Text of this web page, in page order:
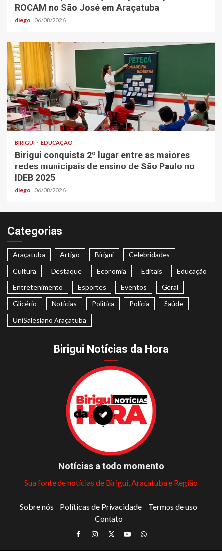
ROCAM no São José em Araçatuba
diego 06/08/2026
BIRIGUI EDUCAÇÃO
Birigui conquista 2º lugar entre as maiores
redes municipais de ensino de São Paulo no
IDEB 2025
diego 06/08/2026
Categorias
Araçatuba Artigo Birigui
Celebridades
Cultura
Destaque Economia Editais
Educação
Entretenimento
Esportes Eventos
Geral
Glicério
Notícias Politica Polícia
Saúde
UniSalesiano Araçatuba
Birigui Notícias da Hora
Notícias a todo momento
Sua fonte de notícias de Birigui, Araçatuba e Região
Sobre nós Políticas de Privacidade
Termos de uso
Contato
Facebook
Instagram
TwitterYoutubeWhatsapp